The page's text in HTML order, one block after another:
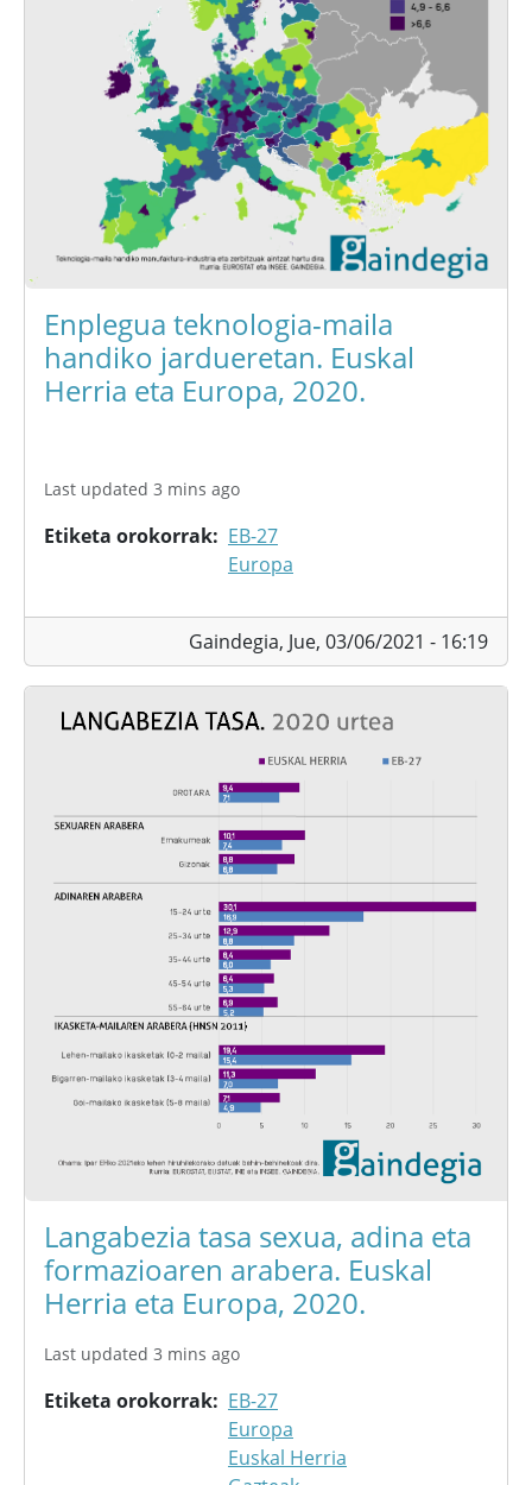
Enplegua teknologia-maila
handiko jardueretan. Euskal
Herria eta Europa, 2020.
Last updated 3 mins ago
Etiketa orokorrak
EB-27
Europa
Gaindegia, Jue, 03/06/2021 - 16:19
Langabezia tasa sexua, adina eta
formazioaren arabera. Euskal
Herria eta Europa, 2020.
Last updated 3 mins ago
Etiketa orokorrak
EB-27
Europa
Euskal Herria